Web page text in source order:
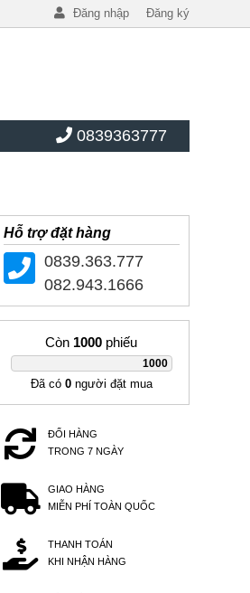
Đăng nhập Đăng ký
0839363777
Hỗ trợ đặt hàng
0839.363.777
082.943.1666
Còn 1000 phiếu
1000
Đã có 0người đặt mua
ĐỔI HÀNG
TRONG 7 NGÀY
GIAO HÀNG
MIỄN PHÍ TOÀN QUỐC
THANH TOÁN
KHI NHẬN HÀNG